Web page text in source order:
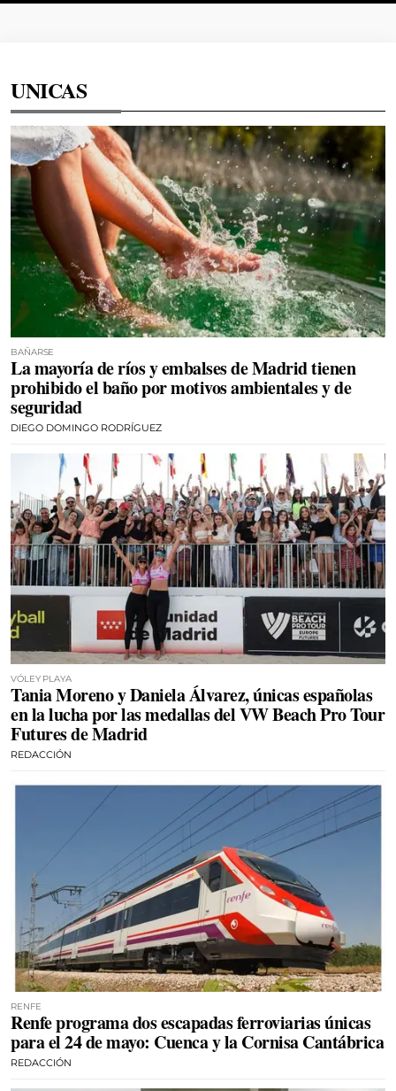
UNICAS
BAÑARSE
La mayoría de ríos y embalses de Madrid tienen
prohibido el baño por motivos ambientales y de
seguridad
DIEGO DOMINGO RODRÍGUEZ
VÓLEY PLAYA
Tania Moreno y Daniela Álvarez, únicas españolas
en la lucha por las medallas del VW Beach Pro Tour
Futures de Madrid
REDACCIÓN
RENFE
Renfe programa dos escapadas ferroviarias únicas
para el 24 de mayo: Cuenca y la Cornisa Cantábrica
REDACCIÓN